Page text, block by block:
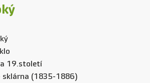
19.století
sklárna (1835-1886)